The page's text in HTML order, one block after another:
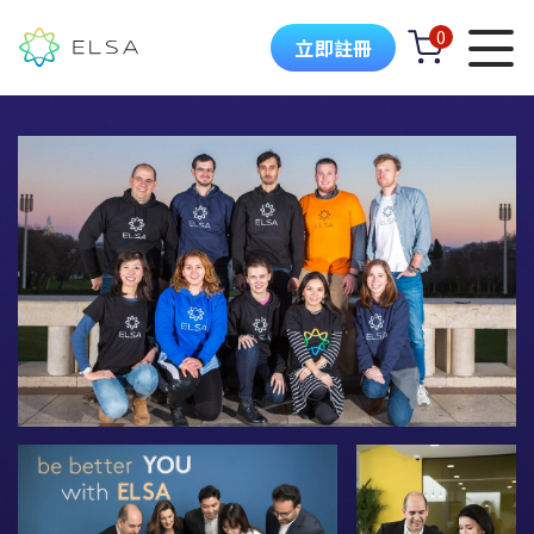
立即註冊 0
ELSA 簡介